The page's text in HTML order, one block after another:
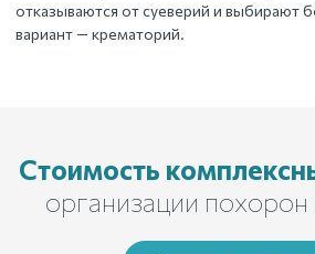
отказываются от суеверий и выбирают
вариант — крематорий.
Стоимость
организации